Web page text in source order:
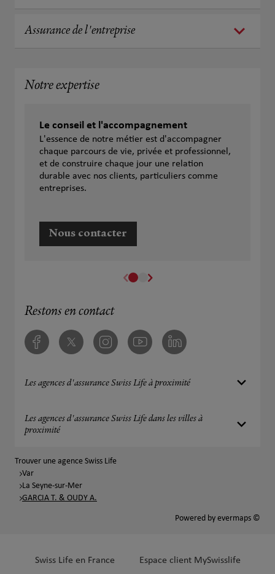
Assurance de l'entreprise
Notre expertise
Le conseil et l'accompagnement
L'essence de notre métier est d'accompagner
chaque parcours de vie, privée et professionnel,
et de construire chaque jour une relation
durable avec nos clients, particuliers comme
entreprises.
Nous contacter
Restons en contact
FacebookTwitter InstagramYoutube Linkedin
Les agences d'assurance Swiss Life à proximité
Les agences d'assurance Swiss Life dans les villes à
proximité
Trouver une agence Swiss Life
Var
La Seyne-sur-Mer
GARCIA T. & OUDY A.
Powered by evermaps ©
Swiss Life en France Espace client MySwisslife